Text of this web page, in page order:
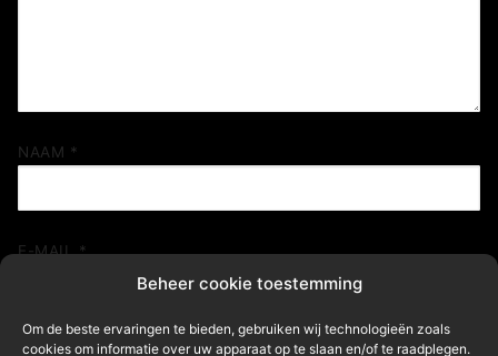
Beheer cookie toestemming
Om de beste ervaringen te bieden, gebruiken wij technologieën zoals
cookies om informatie over uw apparaat op te slaan en/of te raadplegen.
NAAM *
E-MAIL*
SITE